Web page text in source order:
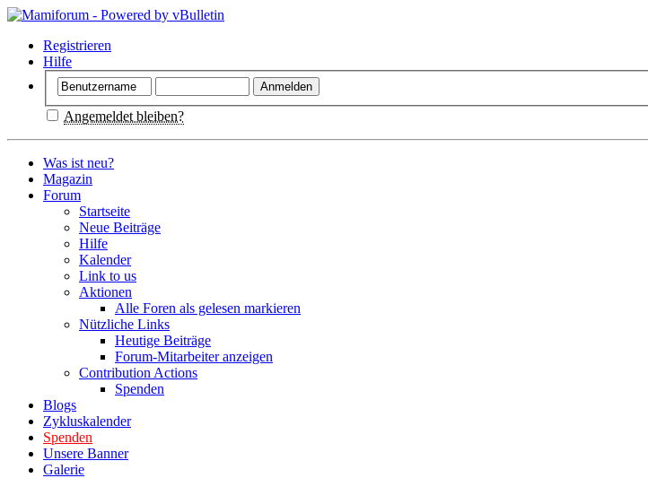
Registrieren
Hilfe
Angemeldet bleiben?
Was ist neu?
Magazin
Forum
Startseite
Neue Beiträge
Hilfe
Kalender
Link to us
Aktionen
Alle Foren als gelesen markieren
Nützliche Links
Heutige Beiträge
Forum-Mitarbeiter anzeigen
Contribution Actions
Spenden
Blogs
Zykluskalender
Spenden
Unsere Banner
Galerie